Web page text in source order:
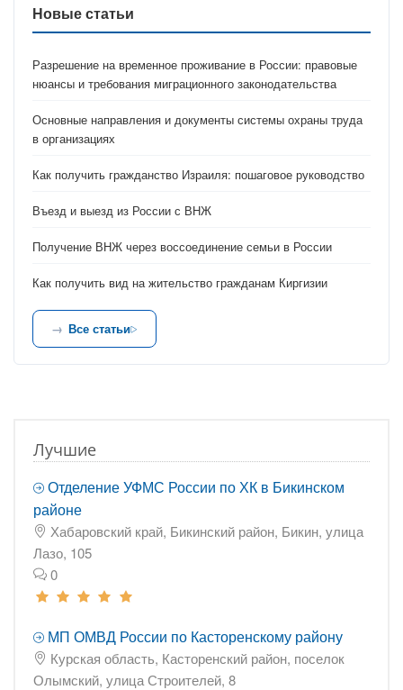
Новые статьи
Разрешение на временное проживание в России: правовые
нюансы и требования миграционного законодательства
Основные направления и документы системы охраны труда
в организациях
Как получить гражданство Израиля: пошаговое руководство
Въезд и выезд из России с ВНЖ
Получение ВНЖ через воссоединение семьи в России
Как получить вид на жительство гражданам Киргизии
Все статьи
Лучшие
Отделение УФМС России по ХК в Бикинском
районе
Хабаровский край, Бикинский район, Бикин, улица
Лазо, 105
0
МП ОМВД России по Касторенскому району
Курская область, Касторенский район, поселок
Олымский, улица Строителей, 8